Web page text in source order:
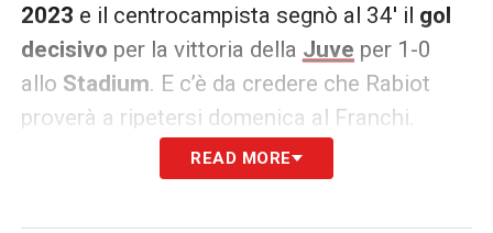
2023 e il centrocampista segnò al 34′ il gol
decisivo per la vittoria della Juve per 1-0
allo Stadium. E c’è da credere che Rabiot
proverà a ripetersi domenica al Franchi.
A Firenze, nella passata stagione, i
READ MORE